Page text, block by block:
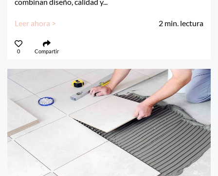
Leer ahora > 2 min. lectura
0 Compartir